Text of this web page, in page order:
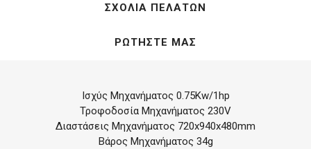
ΣΧΌΛΙΑ ΠΕΛΑΤΏΝ
ΡΩΤΉΣΤΕ ΜΑΣ
Ισχύς Μηχανήματος 0.75Kw/1hp
Τροφοδοσία Μηχανήματος 230V
Διαστάσεις Μηχανήματος 720x940x480mm
Βάρος Μηχανήματος 34g